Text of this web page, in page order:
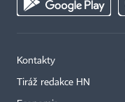
Kontakty
Tiráž redakce HN